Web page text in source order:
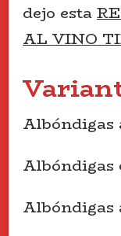
dejo esta
AL VINO
Albóndigas
Albóndigas